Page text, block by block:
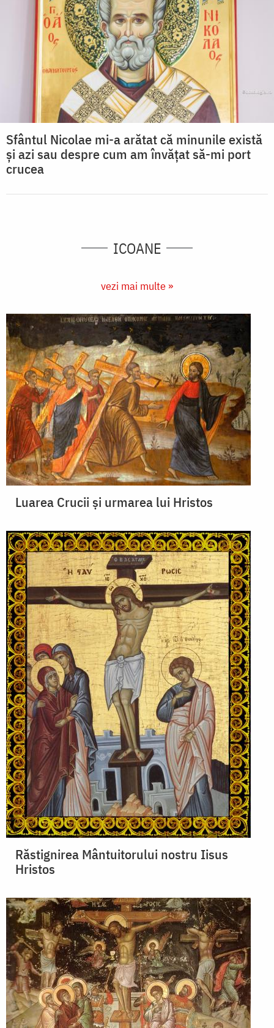
Sfântul Nicolae mi-a arătat că minunile există
și azi sau despre cum am învățat să-mi port
crucea
ICOANE
vezi mai multe »
Luarea Crucii și urmarea lui Hristos
Răstignirea Mântuitorului nostru Iisus
Hristos